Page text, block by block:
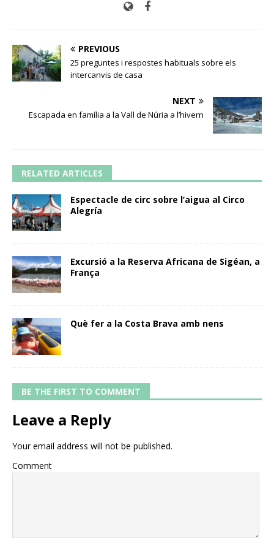
PREVIOUS
25 preguntes i respostes habituals sobre els
intercanvis de casa
NEXT
Escapada en família a la Vall de Núria a l’hivern
RELATED ARTICLES
Espectacle de circ sobre l’aigua al Circo
Alegría
Excursió a la Reserva Africana de Sigéan, a
França
Què fer a la Costa Brava amb nens
BE THE FIRST TO COMMENT
Leave a Reply
Your email address will not be published.
Comment